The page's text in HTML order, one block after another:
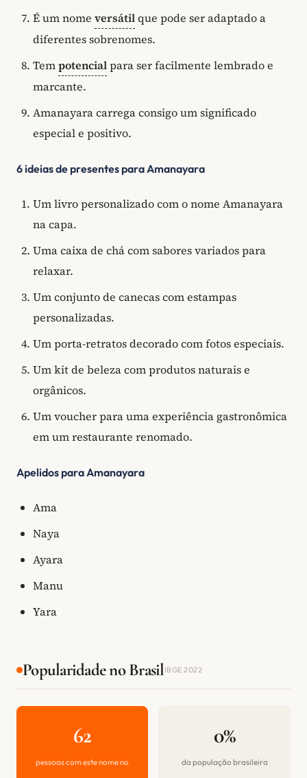
É um nome versátilque pode ser adaptado a
diferentes sobrenomes.
Tempotencialpara ser facilmente lembrado e
marcante.
Amanayara carrega consigo um significado
especial e positivo.
6 ideias de presentes para Amanayara
Um livro personalizado com o nome Amanayara
na capa.
Uma caixa de chá com sabores variados para
relaxar.
Um conjunto de canecas com estampas
personalizadas.
Um porta-retratos decorado com fotos especiais.
Um kit de beleza com produtos naturais e
orgânicos.
Um voucher para uma experiência gastronômica
em um restaurante renomado.
Apelidos para Amanayara
Ama
Naya
Ayara
Manu
Yara
Popularidade no BrasilIBGE 2022
62
pessoas com este nome no
0%
da população brasileira